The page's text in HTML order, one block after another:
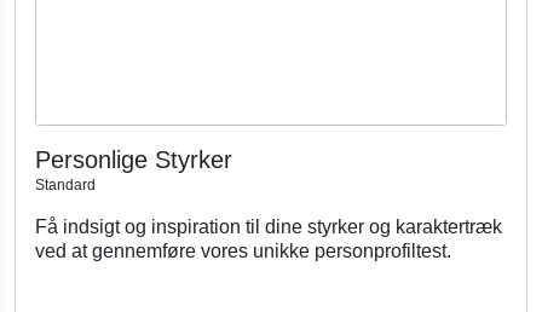
Personlige Styrker
Standard
Få indsigt og inspiration til dine styrker og karaktertræk
ved at gennemføre vores unikke personprofiltest.